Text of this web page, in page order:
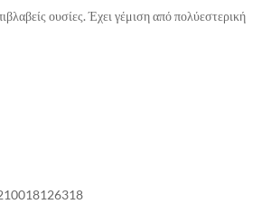
ουσίες. Έχει γέμιση από πολύεστερική